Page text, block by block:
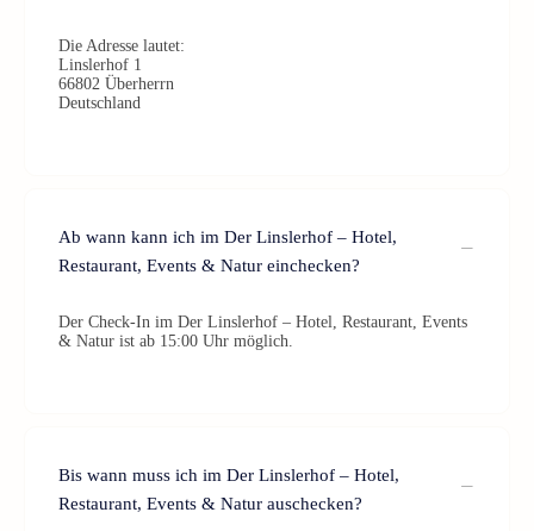
Die Adresse lautet:
Linslerhof 1
66802 Überherrn
Deutschland
Ab wann kann ich im Der Linslerhof – Hotel,
Restaurant, Events & Natur einchecken?
Der Check-In im Der Linslerhof – Hotel, Restaurant, Events
& Natur ist ab 15:00 Uhr möglich.
Bis wann muss ich im Der Linslerhof – Hotel,
Restaurant, Events & Natur auschecken?